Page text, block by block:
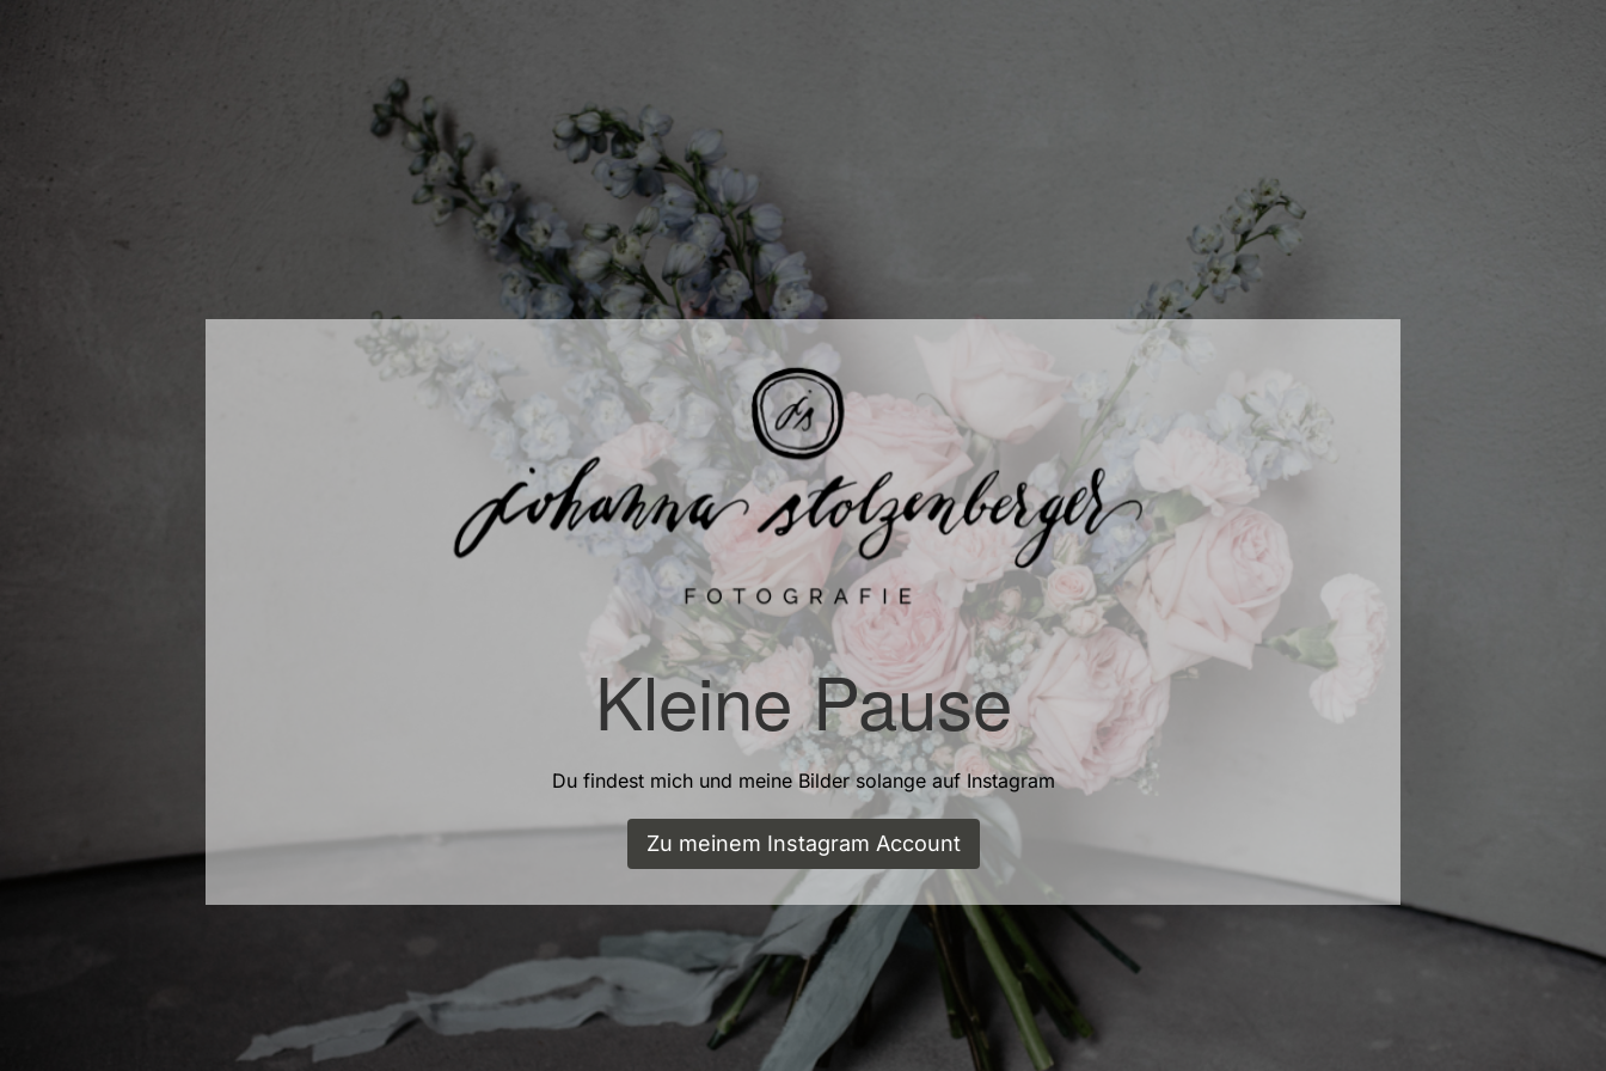
Kleine Pause
Du findest mich und meine Bilder solange auf Instagram
Zu meinem Instagram Account